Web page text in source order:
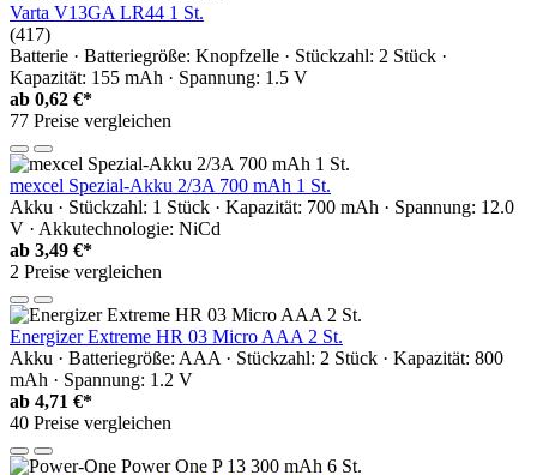
Varta V13GA LR44 1 St.
(417)
Batterie · Batteriegröße: Knopfzelle · Stückzahl: 2 Stück ·
Kapazität: 155 mAh · Spannung: 1.5 V
ab 0,62 €*
77 Preise vergleichen
mexcel Spezial-Akku 2/3A 700 mAh 1 St.
Akku · Stückzahl: 1 Stück · Kapazität: 700 mAh · Spannung: 12.0
V · Akkutechnologie: NiCd
ab 3,49 €*
2 Preise vergleichen
Energizer Extreme HR 03 Micro AAA 2 St.
Akku · Batteriegröße: AAA · Stückzahl: 2 Stück · Kapazität: 800
mAh · Spannung: 1.2 V
ab 4,71 €*
40 Preise vergleichen